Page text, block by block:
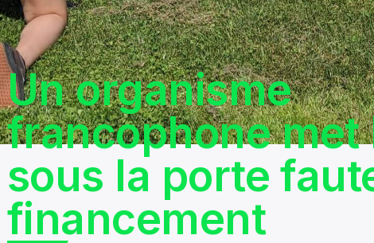
Un organisme
francophone met
sous la porte
financement